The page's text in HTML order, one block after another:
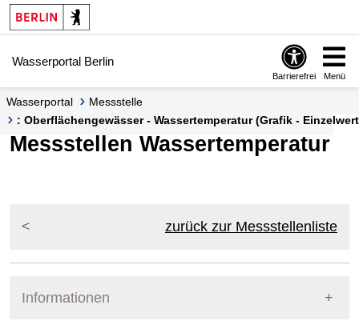
Springe zur Navigation
Springe zum Inhalt
Wasserportal Berlin
Barrierefrei Menü
Wasserportal
Messstelle
: Oberflächengewässer - Wassertemperatur (Grafik -
Messstellen Wassertemperatur
zurück zur Messstellenliste
Informationen